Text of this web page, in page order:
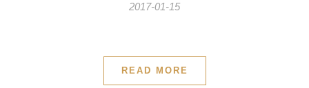
2017-01-15
READ MORE